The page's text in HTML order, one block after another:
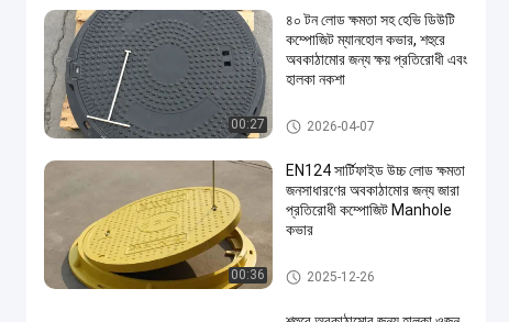
00:27
৪০ টন লোড ক্ষমতা সহ হেভি ডিউটি
কম্পোজিট ম্যানহোল কভার, শহুরে
অবকাঠামোর জন্য ক্ষয় প্রতিরোধী এবং
হালকা নকশা
কম্পোজিট ম্যানহোল কভার
2026-04-07
00:36
EN124 সার্টিফাইড উচ্চ লোড ক্ষমতা
জনসাধারণের অবকাঠামোর জন্য জারা
প্রতিরোধী কম্পোজিট Manhole
কভার
কম্পোজিট ম্যানহোল কভার
2025-12-26